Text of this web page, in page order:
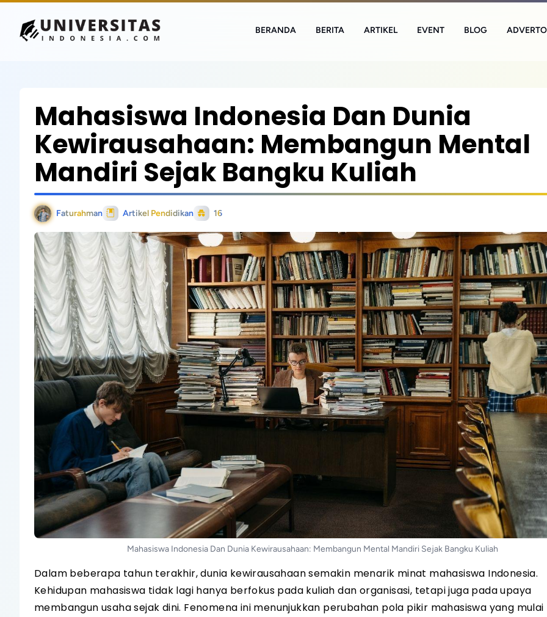
BERANDA BERITA ARTIKEL EVENT BLOG
Mahasiswa Indonesia Dan Dunia
Kewirausahaan: Membangun Mental
Mandiri Sejak Bangku Kuliah
Faturahman Artikel Pendidikan 16
Mahasiswa Indonesia Dan Dunia Kewirausahaan: Membangun Mental Mandiri Sejak Bangku Kuliah
Dalam beberapa tahun terakhir, dunia kewirausahaan semakin menarik minat mahasiswa Indonesia.
Kehidupan mahasiswa tidak lagi hanya berfokus pada kuliah dan organisasi, tetapi juga pada upaya
membangun usaha sejak dini. Fenomena ini menunjukkan perubahan pola pikir mahasiswa yang